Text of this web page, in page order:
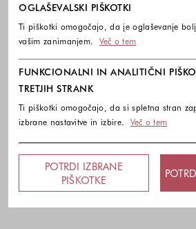
Kodo za popust vam pošljemo na
lahko izkoristite samo
Zanima me:
Ženska moda
Moška moda
Otroška moda
OGLAŠEVALSKI PIŠKOTKI
Ti piškotki omogočajo, da je oglaševanje
vašim zanimanjem.
Več o tem
FUNKCIONALNI IN ANALITIČNI
TRETJIH STRANK
Ti piškotki omogočajo, da si spletna stran
izbrane nastavitve in izbire.
Več o tem
POTRDI IZBRANE
PIŠKOTKE